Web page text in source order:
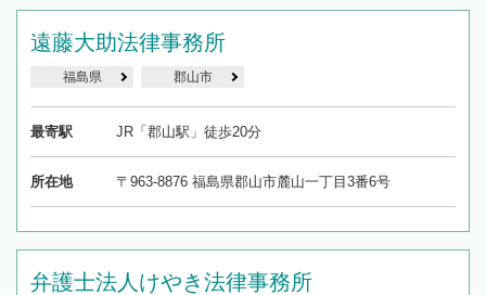
遠藤大助法律事務所
福島県 郡山市
最寄駅 JR「郡山駅」徒歩20分
所在地 〒963-8876 福島県郡山市麓山一丁目3番6号
弁護士法人けやき法律事務所